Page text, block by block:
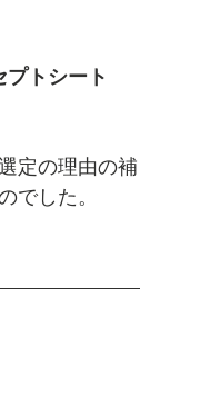
トシート
定の理由の補
でした。